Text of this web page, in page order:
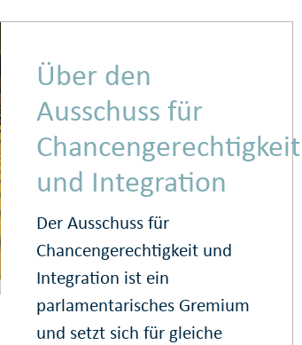
Über den
Ausschuss für
Chancengerechtigkeit
und Integration
Der Ausschuss für
Chancengerechtigkeit und
Integration ist ein
parlamentarisches Gremium
und setzt sich für gleiche